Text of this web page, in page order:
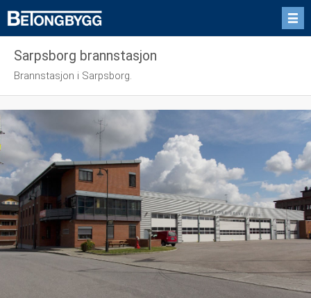
Sarpsborg brannstasjon
Brannstasjon i Sarpsborg.